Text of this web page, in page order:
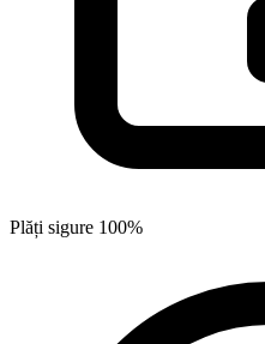
Plăți sigure 100%